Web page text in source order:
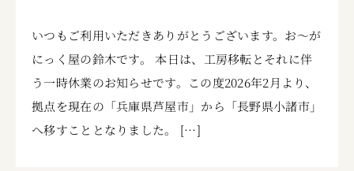
いつもご利用いただきありがとうございます。お〜が
にっく屋の鈴木です。 本日は、工房移転とそれに伴
う一時休業のお知らせです。この度2026年2月より、
拠点を現在の「兵庫県芦屋市」から「長野県小諸市」
へ移すこととなりました。 […]